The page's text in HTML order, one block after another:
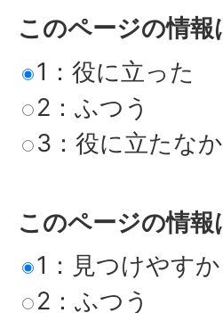
このページの情
1：役に立った
2：ふつう
3：役に立たな
このページの情
1：見つけやす
2：ふつう